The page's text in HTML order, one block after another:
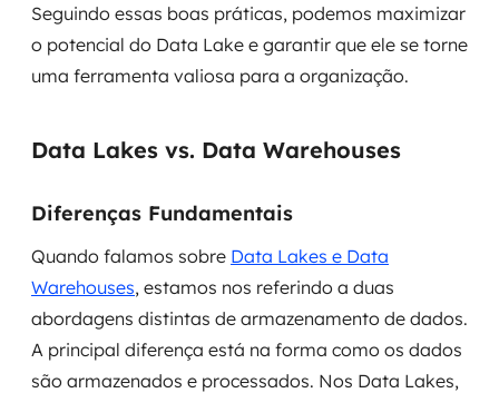
Seguindo essas boas práticas, podemos maximizar
o potencial do Data Lake e garantir que ele se torne
uma ferramenta valiosa para a organização.
Data Lakes vs. Data Warehouses
Diferenças Fundamentais
Quando falamos sobre Data Lakes e Data
Warehouses, estamos nos referindo a duas
abordagens distintas de armazenamento de dados.
A principal diferença está na forma como os dados
são armazenados e processados. Nos Data Lakes,